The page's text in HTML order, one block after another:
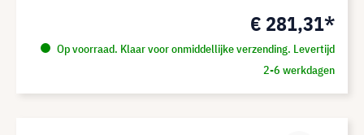
€ 281,31*
Op voorraad. Klaar voor onmiddellijke verzending. Levertijd
2-6 werkdagen